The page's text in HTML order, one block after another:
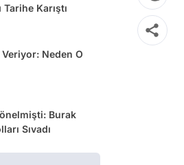
Karıştı
Neden O
Burak
Sıvadı